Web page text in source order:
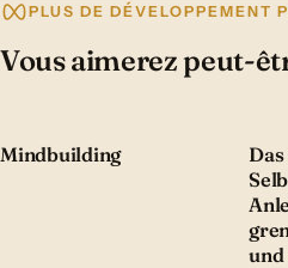
PLUS DE DÉVELOPPEMENT
Vous aimerez peut-
Mindbuilding
und